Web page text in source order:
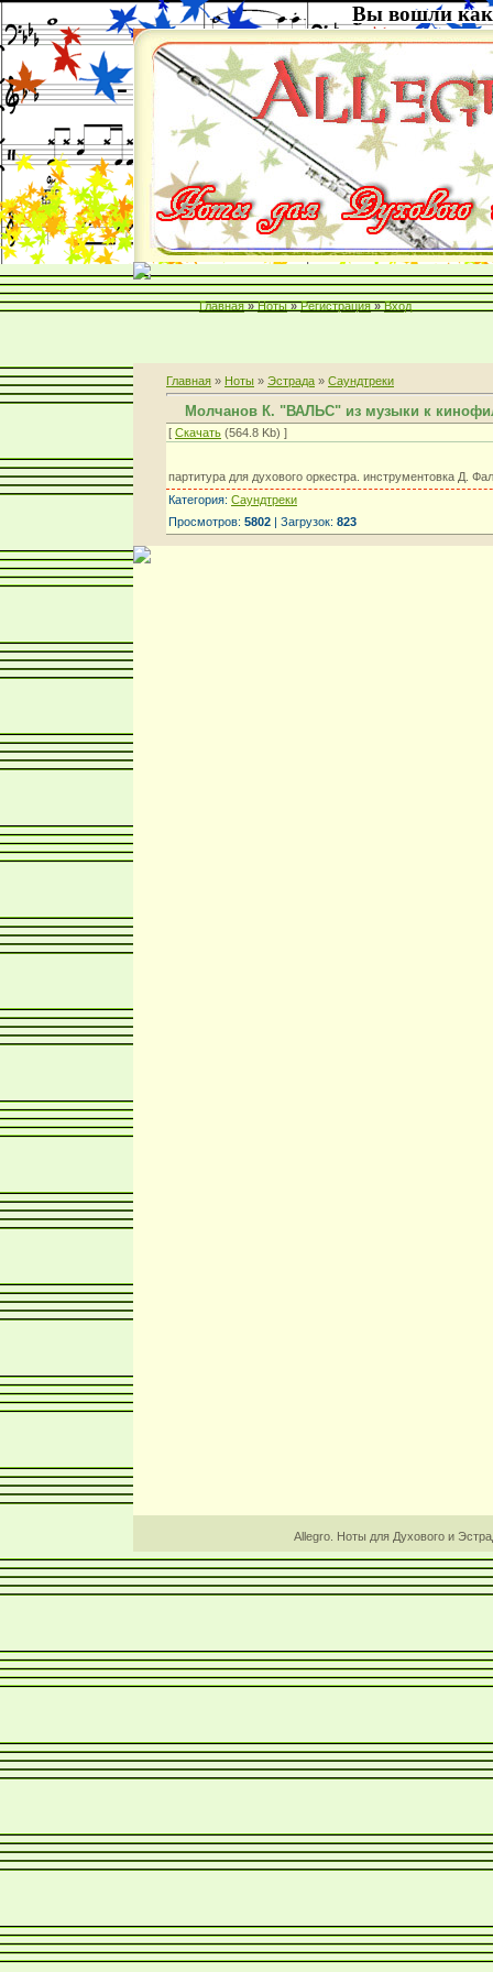
Вы вошли как
Главная » Ноты » Регистрация » Вход
Главная » Ноты » Эстрада » Саундтреки
Молчанов К. "ВАЛЬС" из музыки к
[ Скачать (564.8 Kb) ]
партитура для духового оркестра. инструментовка Д.
Категория: Саундтреки
Просмотров: 5802 | Загрузок: 823
Allegro. Ноты для Духового и